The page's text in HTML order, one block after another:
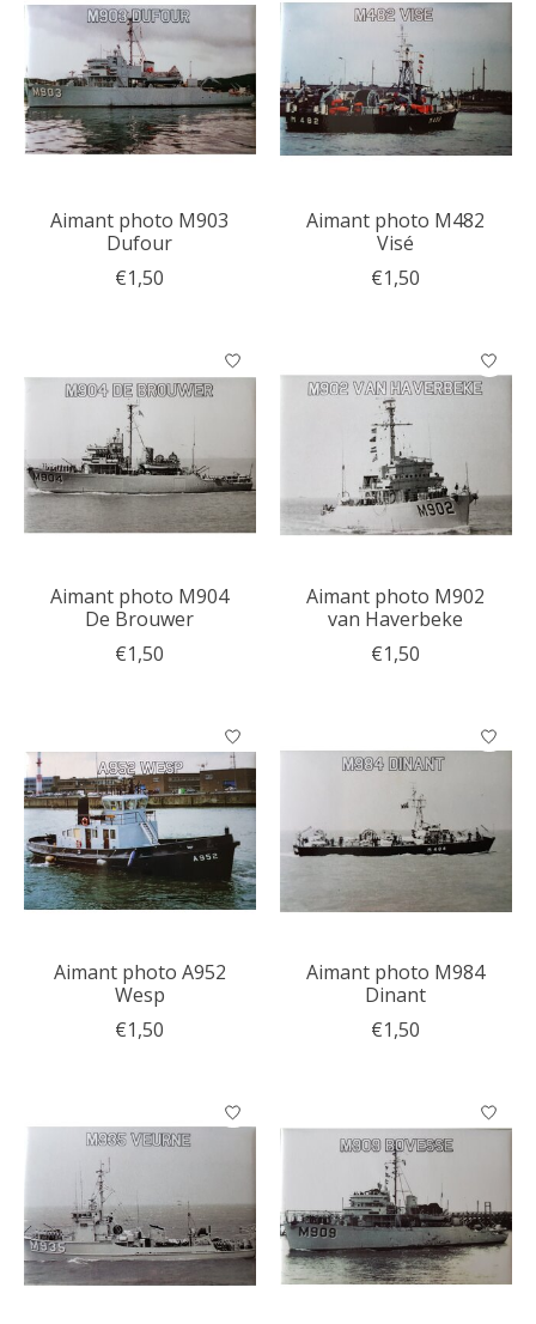
Aimant photo M903
Dufour
€1,50
Aimant photo M482
Visé
€1,50
Aimant photo M904
De Brouwer
€1,50
Aimant photo M902
van Haverbeke
€1,50
Aimant photo A952
Wesp
€1,50
Aimant photo M984
Dinant
€1,50